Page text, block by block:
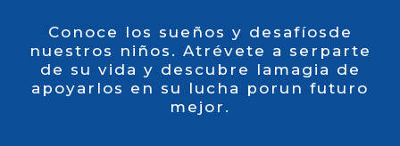
Conoce los sueños y desafíos de
nuestros niños. Atrévete a ser parte
de su vida y descubre la magia de
apoyarlos en su lucha por un futuro
mejor.